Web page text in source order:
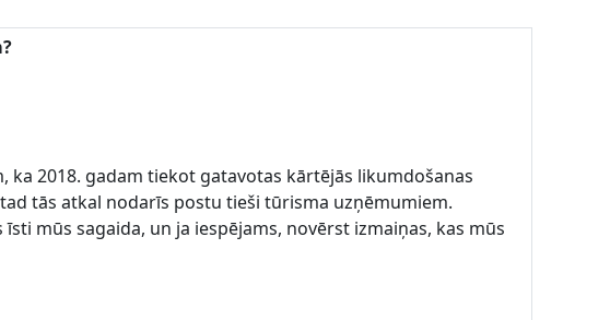
2018. gadam tiekot gatavotas kārtējās likumdošanas
tās atkal nodarīs postu tieši tūrisma uzņēmumiem.
mūs sagaida, un ja iespējams, novērst izmaiņas, kas mūs